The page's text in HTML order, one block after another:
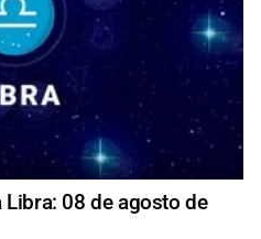
08 de agosto de